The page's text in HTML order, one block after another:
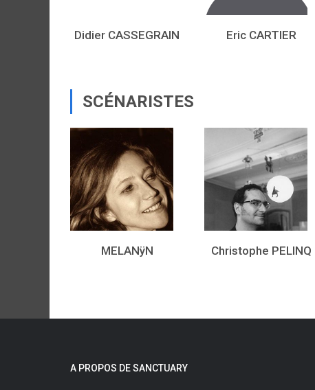
Didier CASSEGRAIN Eric CARTIER
SCÉNARISTES
MELANÿN Christophe PELINQ
A PROPOS DE SANCTUARY